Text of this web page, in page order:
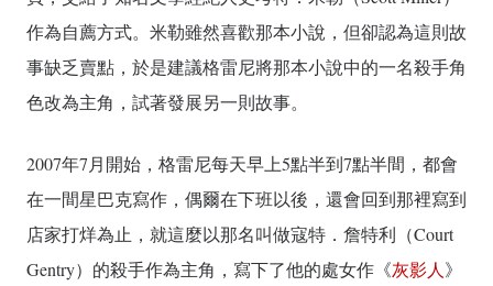
作為自薦方式。米勒雖然喜歡那本小說，但卻認為這則故
事缺乏賣點，於是建議格雷尼將那本小說中的一名殺手角
色改為主角，試著發展另一則故事。
2007年7月開始，格雷尼每天早上5點半到7點半間，都會
在一間星巴克寫作，偶爾在下班以後，還會回到那裡寫到
店家打烊為止，就這麼以那名叫做寇特．詹特利（Court
Gentry）的殺手作為主角，寫下了他的處女作《灰影人 》